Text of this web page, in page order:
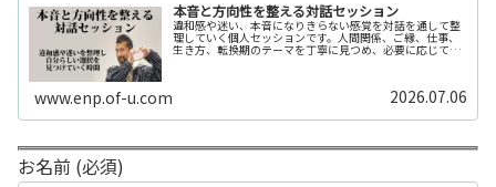
本音と方向性を整える対話セッション
違和感や迷い、本音になりきらない感覚を対話を通して整
理していく個人セッションです。人間関係、ご縁、仕事、
生き方、転換期のテーマを丁寧に見つめ、必要に応じてカ
www.enp.of-u.com 2026.07.06
お名前 (必須)